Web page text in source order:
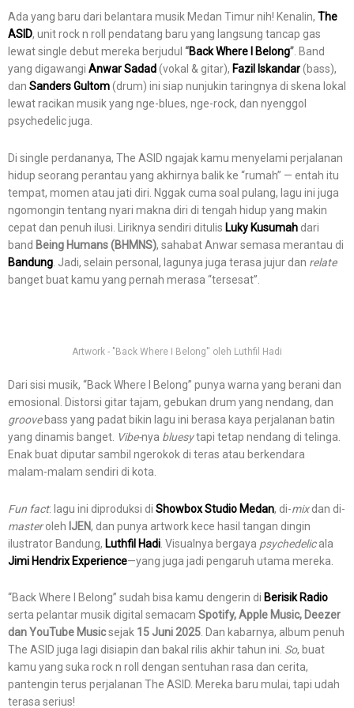
Ada yang baru dari belantara musik Medan Timur nih! Kenalin, The
ASID, unit rock n roll pendatang baru yang langsung tancap gas
lewat single debut mereka berjudul “Back Where I Belong” . Band
yang digawangi Anwar Sadad(vokal & gitar), Fazil Iskandar(bass),
dan Sanders Gultom(drum) ini siap nunjukin taringnya di skena lokal
lewat racikan musik yang nge-blues, nge-rock, dan nyenggol
psychedelic juga.
Di single perdananya, The ASID ngajak kamu menyelami perjalanan
hidup seorang perantau yang akhirnya balik ke “rumah” — entah itu
tempat, momen atau jati diri. Nggak cuma soal pulang, lagu ini juga
ngomongin tentang nyari makna diri di tengah hidup yang makin
cepat dan penuh ilusi. Liriknya sendiri ditulis Luky Kusumah dari
band Being Humans (BHMNS), sahabat Anwar semasa merantau di
Bandung . Jadi, selain personal, lagunya juga terasa jujur dan relate
banget buat kamu yang pernah merasa “tersesat”.
Artwork - "Back Where I Belong'' oleh Luthfil Hadi
Dari sisi musik, “Back Where I Belong” punya warna yang berani dan
emosional. Distorsi gitar tajam, gebukan drum yang nendang, dan
groovebass yang padat bikin lagu ini berasa kaya perjalanan batin
yang dinamis banget. Vibe-nya bluesytapi tetap nendang di telinga.
Enak buat diputar sambil ngerokok di teras atau berkendara
malam-malam sendiri di kota.
Fun fact: lagu ini diproduksi di Showbox Studio Medan, di-mixdan di-
masteroleh IJEN, dan punya artwork kece hasil tangan dingin
ilustrator Bandung, Luthfil Hadi . Visualnya bergaya psychedelicala
Jimi Hendrix Experience—yang juga jadi pengaruh utama mereka.
“Back Where I Belong” sudah bisa kamu dengerin di Berisik Radio
serta pelantar musik digital semacam Spotify, Apple Music, Deezer
dan YouTube Musicsejak 15 Juni 2025 . Dan kabarnya, album penuh
The ASID juga lagi disiapin dan bakal rilis akhir tahun ini. So, buat
kamu yang suka rock n roll dengan sentuhan rasa dan cerita,
pantengin terus perjalanan The ASID. Mereka baru mulai, tapi udah
terasa serius!